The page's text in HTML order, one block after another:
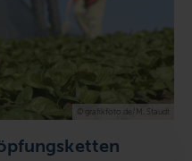
© grafikfoto.de/M. Staudt